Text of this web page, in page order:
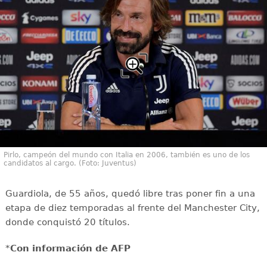
Pirlo, campeón del mundo con Italia en 2006, también es uno de los
candidatos al cargo. (Foto: Juventus)
Guardiola, de 55 años, quedó libre tras poner fin a una
etapa de diez temporadas al frente del Manchester City,
donde conquistó 20 títulos.
*Con información de AFP